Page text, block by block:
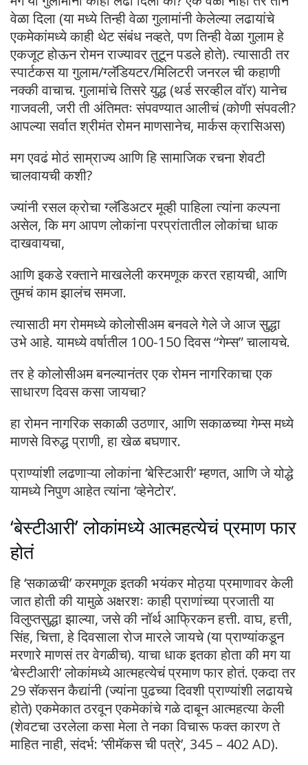
वेळा दिला (या मध्ये तिन्ही वेळा गुलामांनी केलेल्या लढायांचे
एकमेकांमध्ये काही थेट संबंध नव्हते, पण तिन्ही वेळा गुलाम हे
एकजूट होऊन रोमन राज्यावर तुटून पडले होते). त्यासाठी तर
स्पार्टकस या गुलाम/ग्लॅडियटर/मिलिटरी जनरल ची कहाणी
नक्की वाचाच. गुलामांचे तिसरे युद्ध (थर्ड सरव्हील वॉर) यानेच
गाजवली, जरी ती अंतिमतः संपवण्यात आलीचं (कोणी संपवली?
आपल्या सर्वात श्रीमंत रोमन माणसानेच, मार्कस क्रासिअस)
मग एवढं मोठं साम्राज्य आणि हि सामाजिक रचना शेवटी
चालवायची कशी?
ज्यांनी रसल क्रोचा ग्लॅडिअटर मूव्ही पाहिला त्यांना कल्पना
असेल, कि मग आपण लोकांना परप्रांतातील लोकांचा धाक
दाखवायचा,
आणि इकडे रक्ताने माखलेली करमणूक करत रहायची, आणि
तुमचं काम झालंच समजा.
त्यासाठी मग रोममध्ये कोलोसीअम बनवले गेले जे आज सुद्धा
उभे आहे. यामध्ये वर्षातील 100-150 दिवस “गेम्स” चालायचे.
तर हे कोलोसीअम बनल्यानंतर एक रोमन नागरिकाचा एक
साधारण दिवस कसा जायचा?
हा रोमन नागरिक सकाळी उठणार, आणि सकाळच्या गेम्स मध्ये
माणसे विरुद्ध प्राणी, हा खेळ बघणार.
प्राण्यांशी लढणाऱ्या लोकांना ‘बेस्टिआरी’ म्हणत, आणि जे योद्धे
यामध्ये निपुण आहेत त्यांना ‘व्हेनेटोर’.
‘बेस्टीआरी’ लोकांमध्ये आत्महत्येचं प्रमाण फार
होतं
हि ‘सकाळची’ करमणूक इतकी भयंकर मोठ्या प्रमाणावर केली
जात होती की यामुळे अक्षरशः काही प्राणांच्या प्रजाती या
विलुप्तसुद्धा झाल्या, जसे की नॉर्थ आफ्रिकन हत्ती. वाघ, हत्ती,
सिंह, चित्ता, हे दिवसाला रोज मारले जायचे (या प्राण्यांकडून
मरणारे माणसं तर वेगळीच). याचा धाक इतका होता की मग या
‘बेस्टीआरी’ लोकांमध्ये आत्महत्येचं प्रमाण फार होतं. एकदा तर
29 सॅकसन कैद्यांनी (ज्यांना पुढच्या दिवशी प्राण्यांशी लढायचे
होते) एकमेकात ठरवून एकमेकांचे गळे दाबून आत्महत्या केली
(शेवटचा उरलेला कसा मेला ते नका विचारू फक्त कारण ते
माहित नाही, संदर्भ: ‘सीमॅकस ची पत्रे’, 345 – 402 AD).